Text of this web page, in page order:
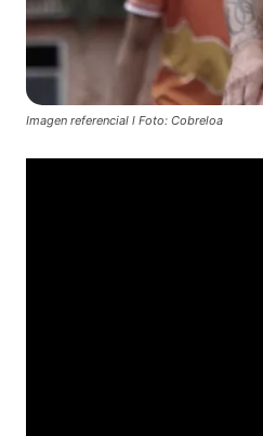
Imagen referencial l Foto: Cobreloa